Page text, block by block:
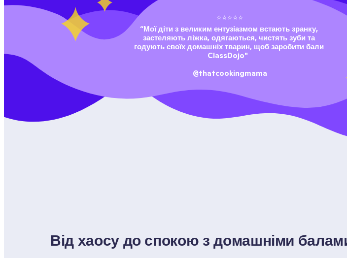
⭐⭐⭐⭐⭐
“Мої діти з великим ентузіазмом встають зранку,
застеляють ліжка, одягаються, чистять зуби та
годують своїх домашніх тварин, щоб заробити бали
ClassDojo"
@thatcookingmama
Від хаосу до спокою з домашніми